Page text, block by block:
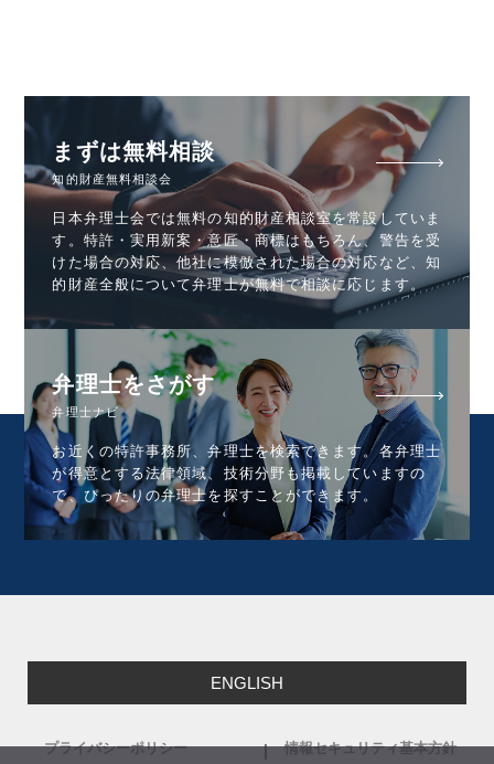
まずは無料相談
知的財産無料相談会
日本弁理士会では無料の知的財産相談室を常設していま
す。特許・実用新案・意匠・商標はもちろん、警告を受
けた場合の対応、他社に模倣された場合の対応など、知
的財産全般について弁理士が無料で相談に応じます。
弁理士をさがす
弁理士ナビ
お近くの特許事務所、弁理士を検索できます。各弁理士
が得意とする法律領域、技術分野も掲載していますの
で、ぴったりの弁理士を探すことができます。
ENGLISH
プライバシーポリシー 情報セキュリティ基本方針